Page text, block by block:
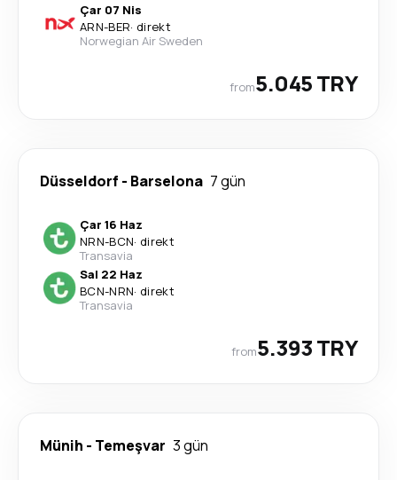
Çar 07 Nis
ARN-BER· direkt
Norwegian Air Sweden
from5.045 TRY
Düsseldorf - Barselona 7 gün
Çar 16 Haz
NRN-BCN· direkt
Transavia
Sal 22 Haz
BCN-NRN· direkt
Transavia
from5.393 TRY
Münih - Temeşvar 3 gün